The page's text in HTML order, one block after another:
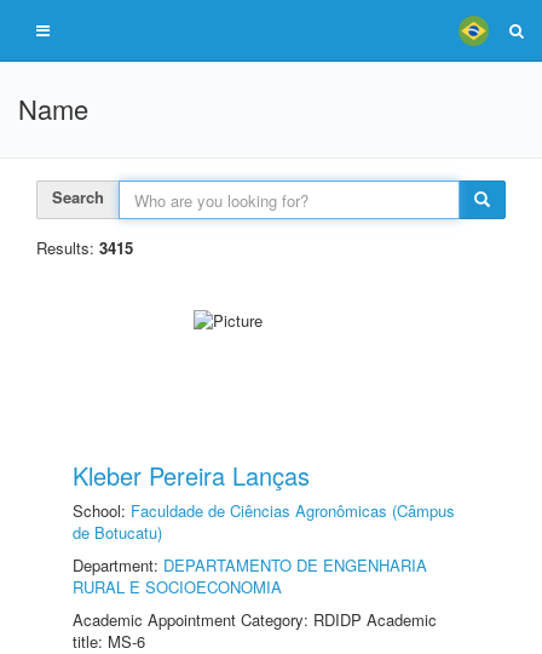
Name
Search
Results: 3415
Kleber Pereira Lanças
School: Faculdade de Ciências Agronômicas (Câmpus
de Botucatu)
Department: DEPARTAMENTO DE ENGENHARIA
RURAL E SOCIOECONOMIA
Academic Appointment Category: RDIDP Academic
title: MS-6